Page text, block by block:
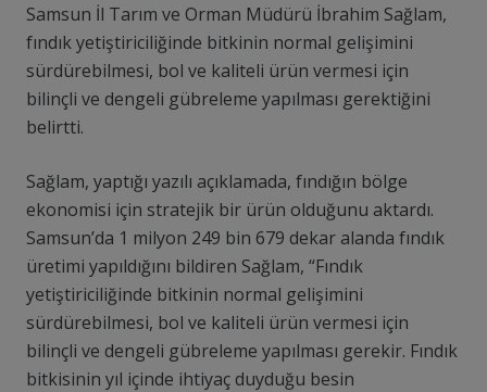
Samsun İl Tarım ve Orman Müdürü İbrahim Sağlam,
fındık yetiştiriciliğinde bitkinin normal gelişimini
sürdürebilmesi, bol ve kaliteli ürün vermesi için
bilinçli ve dengeli gübreleme yapılması gerektiğini
belirtti.
Sağlam, yaptığı yazılı açıklamada, fındığın bölge
ekonomisi için stratejik bir ürün olduğunu aktardı.
Samsun’da 1 milyon 249 bin 679 dekar alanda fındık
üretimi yapıldığını bildiren Sağlam, “Fındık
yetiştiriciliğinde bitkinin normal gelişimini
sürdürebilmesi, bol ve kaliteli ürün vermesi için
bilinçli ve dengeli gübreleme yapılması gerekir. Fındık
bitkisinin yıl içinde ihtiyaç duyduğu besin